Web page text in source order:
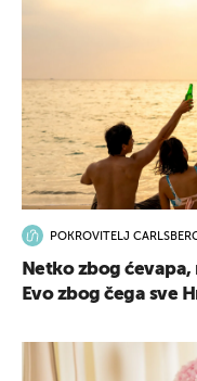
POKROVITELJ
Netko zbog
Evo zbog čega sve